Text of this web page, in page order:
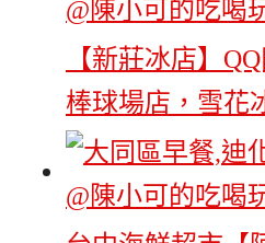
【新莊冰店】
棒球場店，雪花